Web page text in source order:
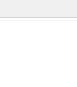
Buscar